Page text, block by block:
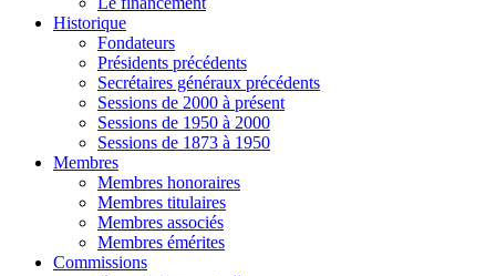
Historique
Fondateurs
Présidents précédents
Secrétaires généraux précédents
Sessions de 2000 à présent
Sessions de 1950 à 2000
Sessions de 1873 à 1950
Membres
Membres honoraires
Membres titulaires
Membres associés
Membres émérites
Commissions